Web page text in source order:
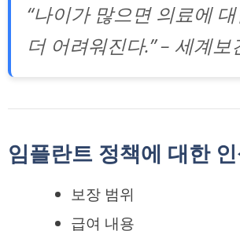
“나이가 많으면 의료에
더 어려워진다.” – 세계보
임플란트 정책에 대한
보장 범위
급여 내용